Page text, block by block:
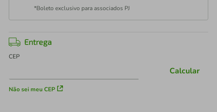
*Boleto exclusivo para associados PJ
Entrega
CEP
Não sei meu CEP
Calcular